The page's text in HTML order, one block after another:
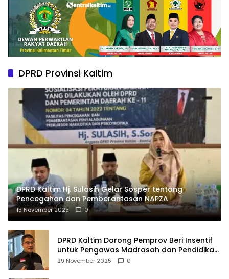
DPRD Provinsi Kaltim
DPRD Kaltim Hj. Sulasih Gelar Sosper tentang
Pencegahan dan Pemberantasan NAPZA
15 November 2025 0
DPRD Kaltim Dorong Pemprov Beri Insentif
untuk Pengawas Madrasah dan Pendidikan
Agama
29 November 2025 0